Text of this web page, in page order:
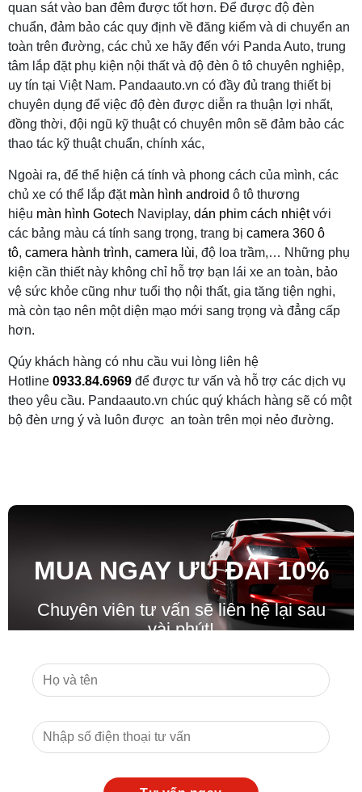
quan sát vào ban đêm được tốt hơn. Để được độ đèn
chuẩn, đảm bảo các quy định về đăng kiểm và di chuyển an
toàn trên đường, các chủ xe hãy đến với Panda Auto, trung
tâm lắp đặt phụ kiện nội thất và độ đèn ô tô chuyên nghiệp,
uy tín tại Việt Nam. Pandaauto.vn có đầy đủ trang thiết bị
chuyên dụng để việc độ đèn được diễn ra thuận lợi nhất,
đồng thời, đội ngũ kỹ thuật có chuyên môn sẽ đảm bảo các
thao tác kỹ thuật chuẩn, chính xác,
Ngoài ra, để thể hiện cá tính và phong cách của mình, các
chủ xe có thể lắp đặt màn hình android ô tô thương
hiệu màn hình Gotech Naviplay, dán phim cách nhiệtvới
các bảng màu cá tính sang trọng, trang bị camera 360 ô
tô, camera hành trình, camera lùi, độ loa trầm,… Những phụ
kiện cần thiết này không chỉ hỗ trợ bạn lái xe an toàn, bảo
vệ sức khỏe cũng như tuổi thọ nội thất, gia tăng tiện nghi,
mà còn tạo nên một diện mạo mới sang trọng và đẳng cấp
hơn.
Qúy khách hàng có nhu cầu vui lòng liên hệ
Hotline 0933.84.6969 để được tư vấn và hỗ trợ các dịch vụ
theo yêu cầu. Pandaauto.vn chúc quý khách hàng sẽ có một
bộ đèn ưng ý và luôn được an toàn trên mọi nẻo đường.
MUA NGAY ƯU ĐÃI10%
Chuyên viên tư vấn sẽ liên hệ lại sau
vài phút!